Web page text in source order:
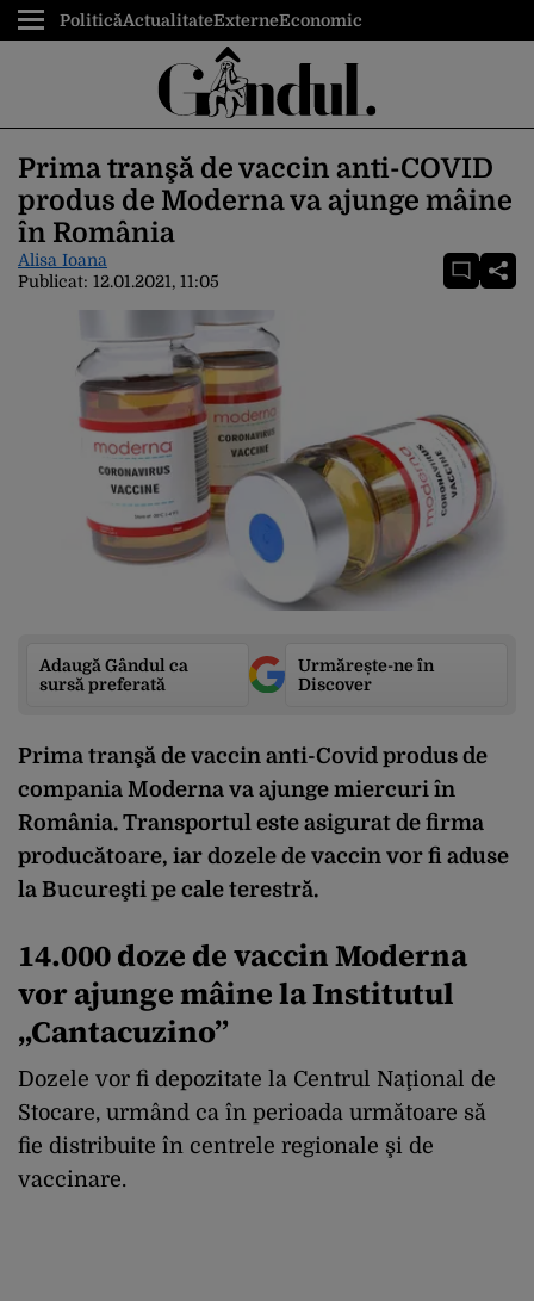
PoliticăActualitateExterneEconomic
Prima tranşă de vaccin anti-COVID
produs de Moderna va ajunge mâine
în România
Alisa Ioana
Publicat: 12.01.2021, 11:05
Adaugă Gândul ca
sursă preferată
Urmărește-ne în
Discover
Prima tranşă de vaccin anti-Covid produs de
compania Moderna va ajunge miercuri în
România. Transportul este asigurat de firma
producătoare, iar dozele de vaccin vor fi aduse
la Bucureşti pe cale terestră.
14.000 doze de vaccin Moderna
vor ajunge mâine la Institutul
„Cantacuzino”
Dozele vor fi depozitate la Centrul Naţional de
Stocare, urmând ca în perioada următoare să
fie distribuite în centrele regionale şi de
vaccinare.